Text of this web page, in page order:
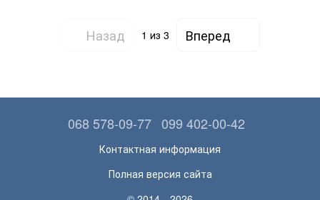
Назад 1 из 3 Вперед
068 578-09-77 099 402-00-42
Контактная информация
Полная версия сайта